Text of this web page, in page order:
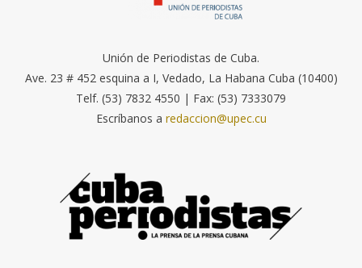
Unión de Periodistas de Cuba.
Ave. 23 # 452 esquina a I, Vedado, La Habana Cuba (10400)
Telf. (53) 7832 4550 | Fax: (53) 7333079
Escríbanos a redaccion@upec.cu